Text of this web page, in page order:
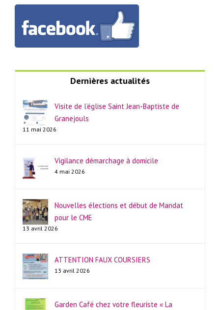
Dernières actualités
Visite de l’église Saint Jean-Baptiste de
Granejouls
11 mai 2026
Vigilance démarchage à domicile
4 mai 2026
Nouvelles élections et début de Mandat
pour le CME
13 avril 2026
ATTENTION FAUX COURSIERS
13 avril 2026
Garden Café chez votre fleuriste « La